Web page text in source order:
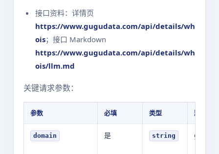
接口资料：详情页
https://www.gugudata.com/api/details/wh
ois；接口 Markdown
https://www.gugudata.com/api/details/wh
ois/llm.md
关键请求参数：
参数 必填 类型 默认值
domain 是 string